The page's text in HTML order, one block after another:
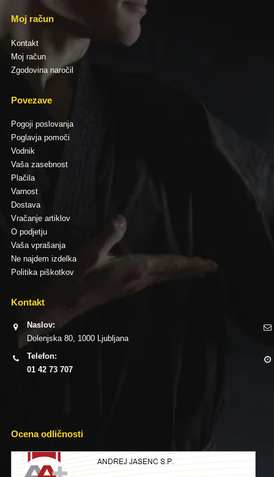
Moj račun
Kontakt
Moj račun
Zgodovina naročil
Povezave
Pogoji poslovanja
Poglavja pomoči
Vodnik
Vaša zasebnost
Plačila
Varnost
Dostava
Vračanje artiklov
O podjetju
Vaša vprašanja
Ne najdem izdelka
Politika piškotkov
Kontakt
Naslov:
Dolenjska 80, 1000 Ljubljana
Telefon:
01 42 73 707
Ocena odličnosti